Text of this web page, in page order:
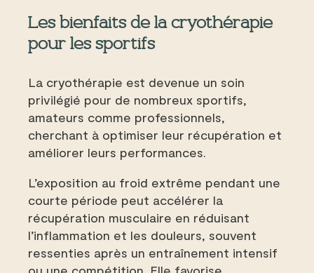
Les bienfaits de la cryothérapie
pour les sportifs
La cryothérapie est devenue un soin
privilégié pour de nombreux sportifs,
amateurs comme professionnels,
cherchant à optimiser leur récupération et
améliorer leurs performances.
L’exposition au froid extrême pendant une
courte période peut accélérer la
récupération musculaire en réduisant
l’inflammation et les douleurs, souvent
ressenties après un entraînement intensif